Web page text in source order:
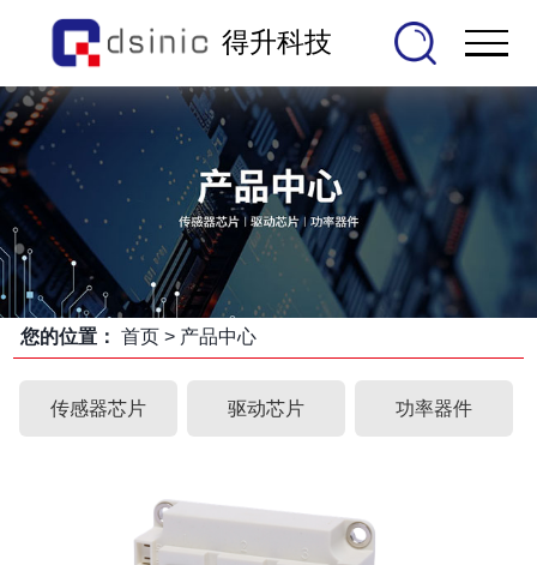
得升科技
您的位置：首页 > 产品中心
传感器芯片 驱动芯片 功率器件